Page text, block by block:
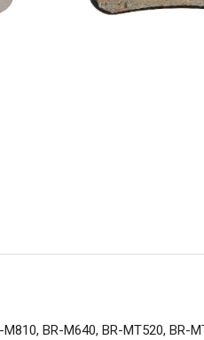
BR-M640, BR-MT520, BR-